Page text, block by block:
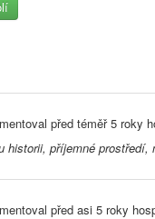
před téměř 5 roky
historii, příjemné prostředí,
před asi 5 roky